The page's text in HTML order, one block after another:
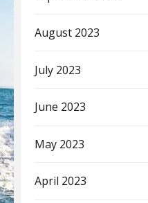
August 2023
July 2023
June 2023
May 2023
April 2023